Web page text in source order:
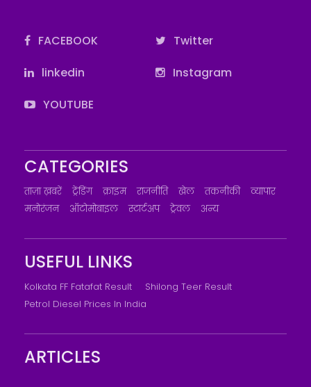
FACEBOOK
Twitter
linkedin
Instagram
YOUTUBE
CATEGORIES
ताज़ा ख़बरें ट्रेंडिंग क्राइम राजनीति खेल तकनीकी
व्यापार
मनोरंजन
ऑटोमोबाइल स्टार्टअप ट्रेवल अन्य
USEFUL LINKS
Kolkata FF Fatafat Result
Shilong Teer Result
Petrol Diesel Prices In India
ARTICLES